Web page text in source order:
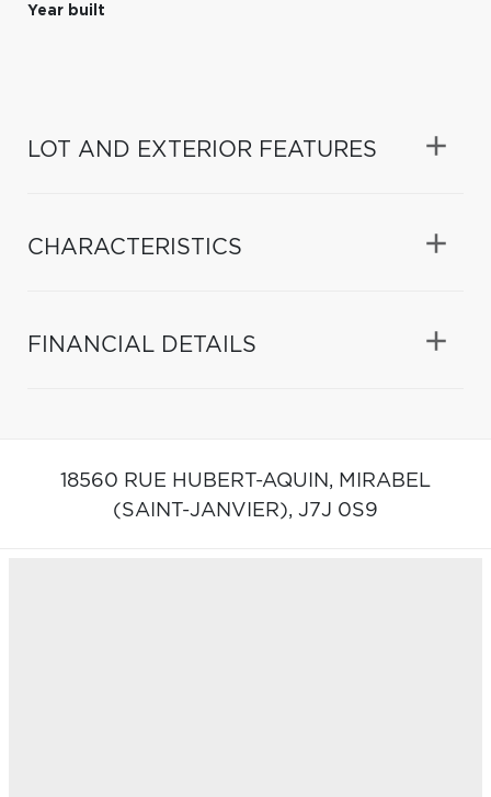
Year built
LOT AND EXTERIOR FEATURES
CHARACTERISTICS
FINANCIAL DETAILS
18560 RUE HUBERT-AQUIN, MIRABEL
(SAINT-JANVIER), J7J 0S9